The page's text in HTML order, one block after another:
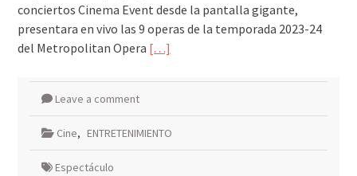
conciertos Cinema Event desde la pantalla gigante,
presentara en vivo las 9 operas de la temporada 2023-24
del Metropolitan Opera […]
Leave a comment
Cine, ENTRETENIMIENTO
Espectáculo